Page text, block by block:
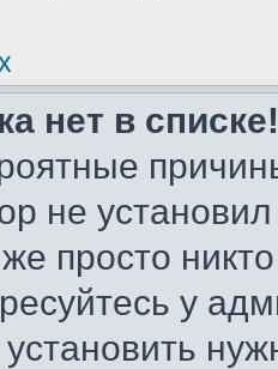
нет в списке!
не
просто
у